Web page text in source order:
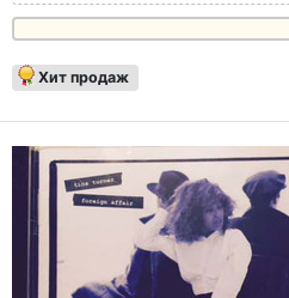
Хит продаж